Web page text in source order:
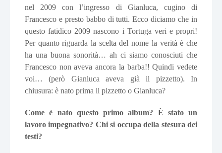
nel 2009 con l’ingresso di Gianluca, cugino di
Francesco e presto babbo di tutti. Ecco diciamo che in
questo fatidico 2009 nascono i Tortuga veri e propri!
Per quanto riguarda la scelta del nome la verità è che
ha una buona sonorità… ah ci siamo conosciuti che
Francesco non aveva ancora la barba!! Quindi vedete
voi… (però Gianluca aveva già il pizzetto). In
chiusura: è nato prima il pizzetto o Gianluca?
Come è nato questo primo album? È stato un
lavoro impegnativo? Chi si occupa della stesura dei
testi?